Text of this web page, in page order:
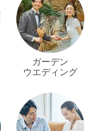
ガーデン
ウエディング